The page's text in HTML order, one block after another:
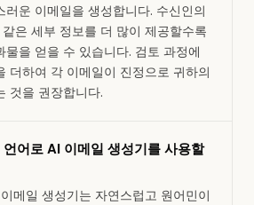
운 이메일을 생성합니다. 수신인의
은 세부 정보를 더 많이 제공할수록
물을 얻을 수 있습니다. 검토 과정에
더하여 각 이메일이 진정으로 귀하의
것을 권장합니다.
어로 AI 이메일 생성기를 사용할
메일 생성기는 자연스럽고 원어민이